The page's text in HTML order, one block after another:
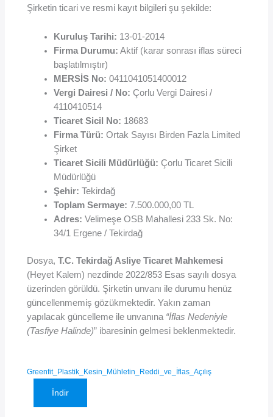
Şirketin ticari ve resmi kayıt bilgileri şu şekilde:
Kuruluş Tarihi: 13-01-2014
Firma Durumu: Aktif (karar sonrası iflas süreci
başlatılmıştır)
MERSİS No: 0411041051400012
Vergi Dairesi / No: Çorlu Vergi Dairesi /
4110410514
Ticaret Sicil No: 18683
Firma Türü: Ortak Sayısı Birden Fazla Limited
Şirket
Ticaret Sicili Müdürlüğü: Çorlu Ticaret Sicili
Müdürlüğü
Şehir: Tekirdağ
Toplam Sermaye: 7.500.000,00 TL
Adres: Velimeşe OSB Mahallesi 233 Sk. No:
34/1 Ergene / Tekirdağ
Dosya,T.C. Tekirdağ Asliye Ticaret Mahkemesi
(Heyet Kalem) nezdinde 2022/853 Esas sayılı dosya
üzerinden görüldü. Şirketin unvanı ile durumu henüz
güncellenmemiş gözükmektedir. Yakın zaman
yapılacak güncelleme ile unvanına “İflas Nedeniyle
(Tasfiye Halinde)” ibaresinin gelmesi beklenmektedir.
Greenfit_Plastik_Kesin_Mühletin_Reddi_ve_İflas_Açılış
İndir